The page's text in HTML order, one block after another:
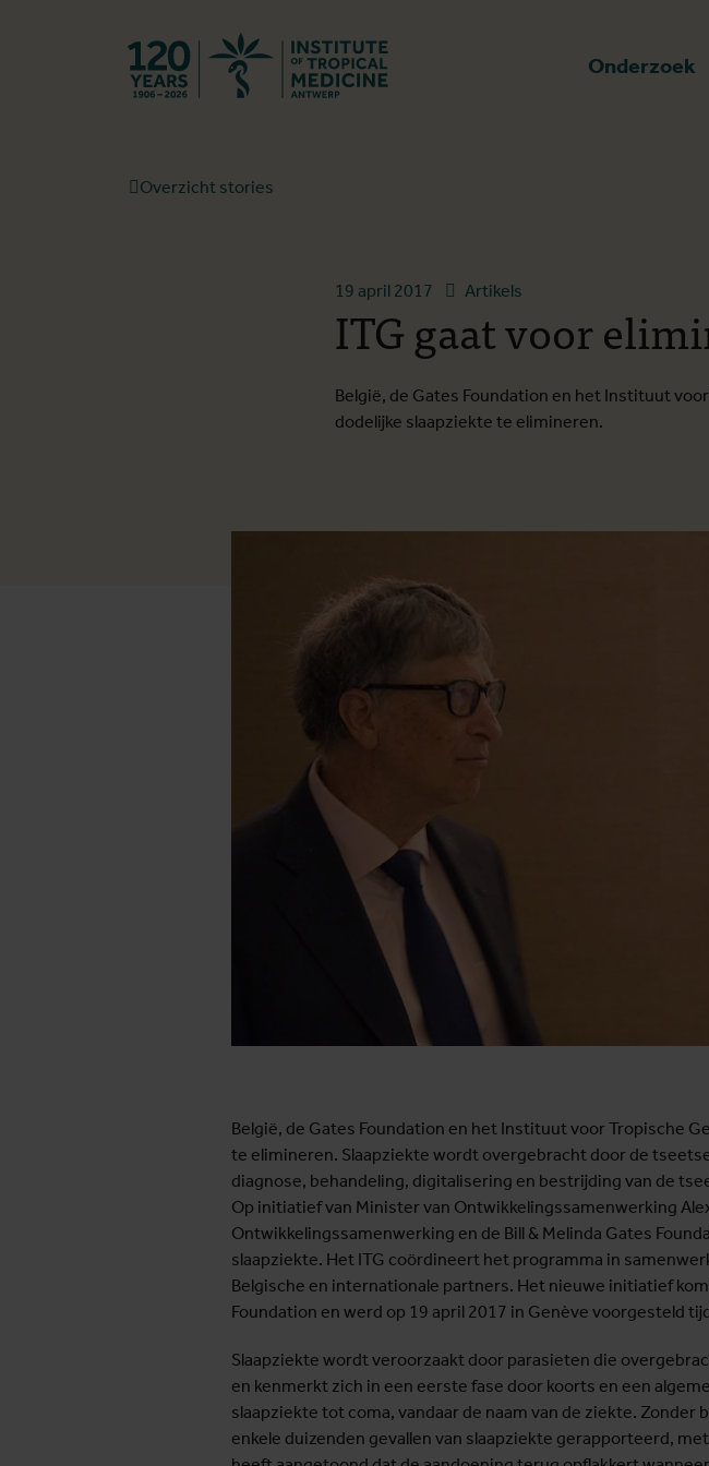
Onderzoek
Overzicht stories
19 april 2017 Artikels
ITG gaat voor
België, de Gates Foundation en het Instituut
dodelijke slaapziekte te elimineren.
België, de Gates Foundation en het Instituut voor Tropische
te elimineren. Slaapziekte wordt overgebracht door de
diagnose, behandeling, digitalisering en bestrijding van de
Op initiatief van Minister van Ontwikkelingssamenwerking
Ontwikkelingssamenwerking en de Bill & Melinda Gates
slaapziekte. Het ITG coördineert het programma in
Belgische en internationale partners. Het nieuwe initiatief
Foundation en werd op 19 april 2017 in Genève voorgesteld
Slaapziekte wordt veroorzaakt door parasieten die
en kenmerkt zich in een eerste fase door koorts en een
slaapziekte tot coma, vandaar de naam van de ziekte.
enkele duizenden gevallen van slaapziekte gerapporteerd,